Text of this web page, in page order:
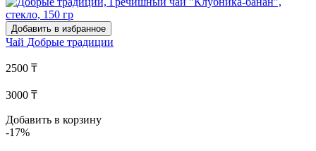
Добавить в избранное
Чай Добрые традиции
2500 ₸
3000 ₸
Добавить в корзину
-17%